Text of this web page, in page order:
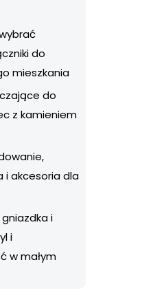
do
mieszkania
do
z kamieniem
i akcesoria dla
i
i
w małym